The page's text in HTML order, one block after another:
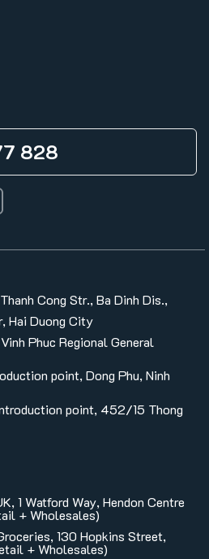
828
Cong Str., Ba Dinh Dis.,
Hai Duong City
Phuc Regional General
point, Dong Phu, Ninh
point, 452/15 Thong
1 Watford Way, Hendon Centre
+ Wholesales)
130 Hopkins Street,
+ Wholesales)